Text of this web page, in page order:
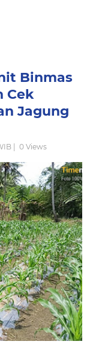
Binmas
Cek
Jagung
| 0Views